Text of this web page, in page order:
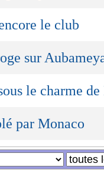
le club
sur
le charme
par Monaco
Messi pour